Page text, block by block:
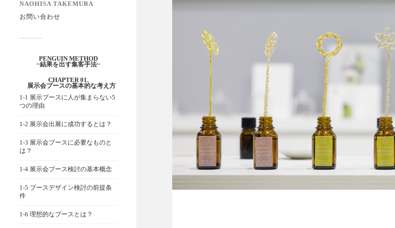
NAOHISA TAKEMURA
お問い合わせ
PENGUIN METHOD
~結果を出す集客手法~
CHAPTER 01.
展示会ブースの基本的な考え方
1-1 展示ブースに人が集まらない5
つの理由
1-2 展示会出展に成功するとは？
1-3 展示会ブースに必要なものと
は？
1-4 展示会ブース検討の基本概念
1-5 ブースデザイン検討の前提条
件
1-6 理想的なブースとは？